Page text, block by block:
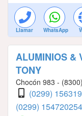
Llamar WhatsApp
ALUMINIOS &
TONY
Chocón 983 -
(0299)
(0299) 154720254